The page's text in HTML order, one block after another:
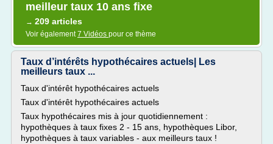
meilleur taux 10 ans fixe
→ 209 articles
Voir également7 Vidéos pour ce thème
Taux d’intérêts hypothécaires actuels| Les
meilleurs taux ...
Taux d'intérêt hypothécaires actuels
Taux d'intérêt hypothécaires actuels
Taux hypothécaires mis à jour quotidiennement :
hypothèques à taux fixes 2 - 15 ans, hypothèques Libor,
hypothèques à taux variables - aux meilleurs taux !